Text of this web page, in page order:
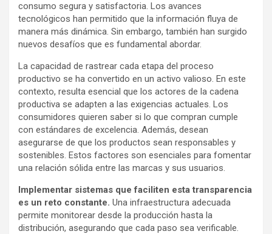
consumo segura y satisfactoria. Los avances
tecnológicos han permitido que la información fluya de
manera más dinámica. Sin embargo, también han surgido
nuevos desafíos que es fundamental abordar.
La capacidad de rastrear cada etapa del proceso
productivo se ha convertido en un activo valioso. En este
contexto, resulta esencial que los actores de la cadena
productiva se adapten a las exigencias actuales. Los
consumidores quieren saber si lo que compran cumple
con estándares de excelencia. Además, desean
asegurarse de que los productos sean responsables y
sostenibles. Estos factores son esenciales para fomentar
una relación sólida entre las marcas y sus usuarios.
Implementar sistemas que faciliten esta transparencia
es un reto constante. Una infraestructura adecuada
permite monitorear desde la producción hasta la
distribución, asegurando que cada paso sea verificable.